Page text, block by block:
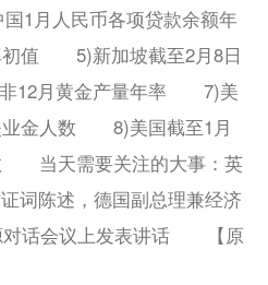
月人民币各项贷款余额年
值 5)新加坡截至2月8日
12月黄金产量年率 7)美
业金人数 8)美国截至1月
当天需要关注的大事：英
词陈述，德国副总理兼经济
对话会议上发表讲话 【原